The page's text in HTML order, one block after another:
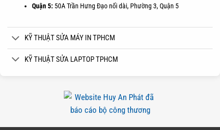
Quận 5: 50A Trần Hưng Đạo nối dài, Phường 3, Quận 5
KỸ THUẬT SỬA MÁY IN TPHCM
KỸ THUẬT SỬA LAPTOP TPHCM